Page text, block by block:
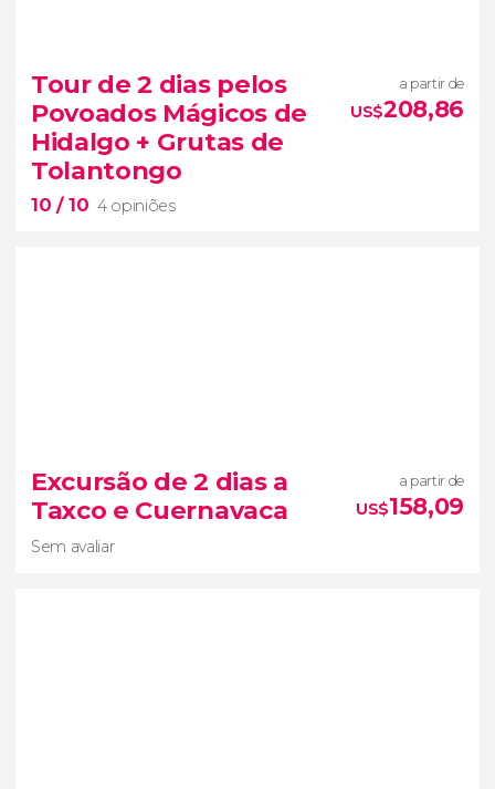
circuito de 9 dias
Cidades Vice-
Reais do México
Tour de 2 dias pelos
Povoados Mágicos de
Hidalgo + Grutas de
Tolantongo
10/ 10 4 opiniões
a partir de
US$208,86
Povoado Mágicos de Hidalgo
dois dias
Tolantongo
Excursão de 2 dias a
Taxco e Cuernavaca
Sem avaliar
a partir de
US$158,09